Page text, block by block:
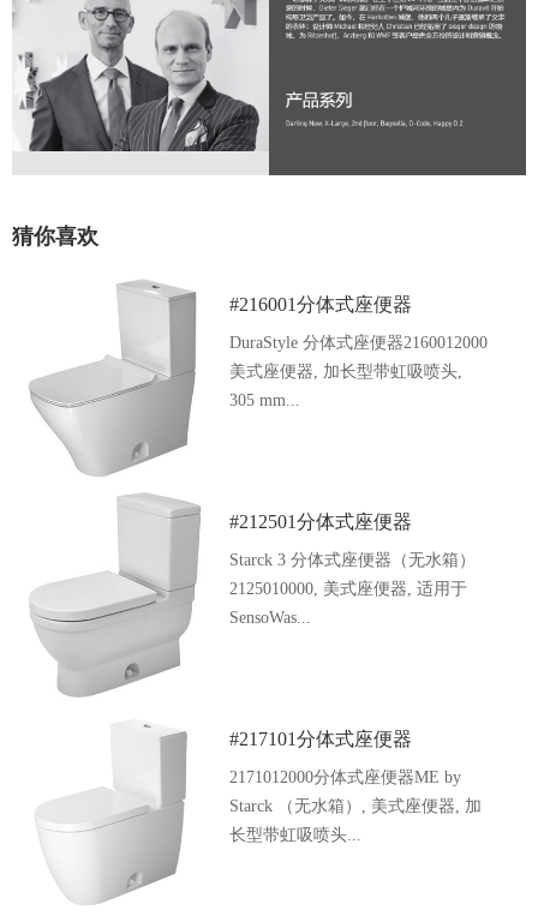
猜你喜欢
#216001分体式座便器
DuraStyle 分体式座便器2160012000
美式座便器, 加长型带虹吸喷头,
305 mm...
#212501分体式座便器
Starck 3 分体式座便器（无水箱）
2125010000, 美式座便器, 适用于
SensoWas...
#217101分体式座便器
2171012000分体式座便器ME by
Starck （无水箱）, 美式座便器, 加
长型带虹吸喷头...